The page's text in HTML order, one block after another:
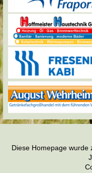
Diese Homepage wurde